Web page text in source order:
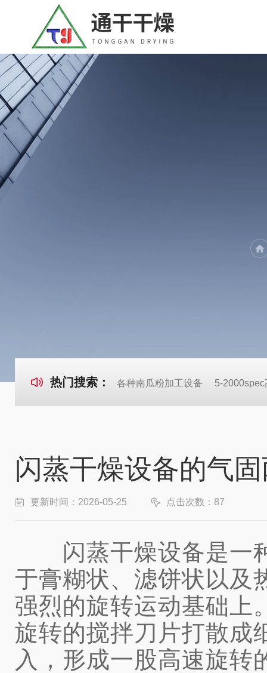
热门搜索： 各种南瓜粉加工设备 5-
闪蒸干燥设备的气
更新时间：2026-05-25 点击次数：87
闪蒸干燥设备是一种
于膏糊状、滤饼状以及
强烈的旋转运动基础上
旋转的搅拌刀片打散成
入，形成一股高速旋转